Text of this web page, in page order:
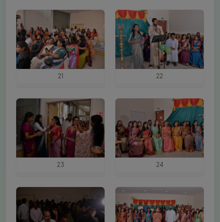
21 22
23 24